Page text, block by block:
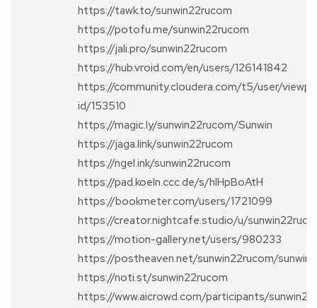
https://tawk.to/sunwin22rucom
https://potofu.me/sunwin22rucom
https://jali.pro/sunwin22rucom
https://hub.vroid.com/en/users/126141842
https://community.cloudera.com/t5/user/
id/153510
https://magic.ly/sunwin22rucom/Sunwin
https://jaga.link/sunwin22rucom
https://ngel.ink/sunwin22rucom
https://pad.koeln.ccc.de/s/hIHpBoAtH
https://bookmeter.com/users/1721099
https://creator.nightcafe.studio/u/
https://motion-gallery.net/users/980233
https://postheaven.net/sunwin22rucom/
https://noti.st/sunwin22rucom
https://www.aicrowd.com/participants/